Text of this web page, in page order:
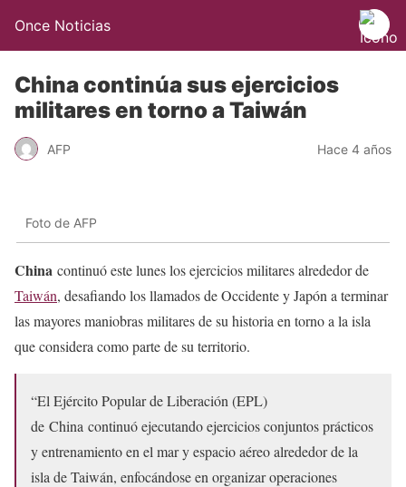
Once Noticias
China continúa sus ejercicios
militares en torno a Taiwán
AFP Hace 4 años
Foto de AFP
China continuó este lunes los ejercicios militares alrededor de
Taiwán, desafiando los llamados de Occidente y Japón a terminar
las mayores maniobras militares de su historia en torno a la isla
que considera como parte de su territorio.
“El Ejército Popular de Liberación (EPL)
de China continuó ejecutando ejercicios conjuntos prácticos
y entrenamiento en el mar y espacio aéreo alrededor de la
isla de Taiwán, enfocándose en organizar operaciones